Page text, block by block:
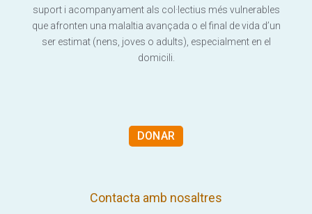
suport i acompanyament als col·lectius més vulnerables
que afronten una malaltia avançada o el final de vida d’un
ser estimat (nens, joves o adults), especialment en el
domicili.
DONAR
Contacta amb nosaltres